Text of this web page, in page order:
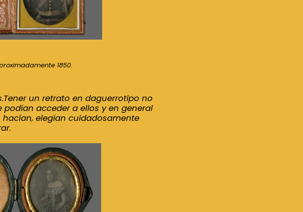
1850.
Tener un retrato en daguerrotipo no
acceder a ellos y en general
hacían, elegían cuidadosamente